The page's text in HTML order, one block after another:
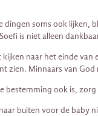
soms ook lijken,
is niet alleen
naar het einde
zien. Minnaars van
ook is,
buiten voor de